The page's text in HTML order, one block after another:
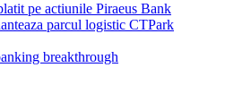
pe actiunile Piraeus Bank
parcul logistic CTPark
breakthrough